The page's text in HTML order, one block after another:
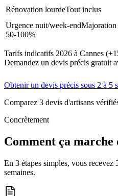
Rénovation lourdeTout inclus
Urgence nuit/week-endMajoration
50-100%
Tarifs indicatifs 2026 à Cannes
Demandez un devis précis gratuit
Obtenir un devis précis sous 2 à 5
Comparez 3 devis d'artisans
Concrètement
Comment ça marche
En 3 étapes simples, vous recevez
semaines.